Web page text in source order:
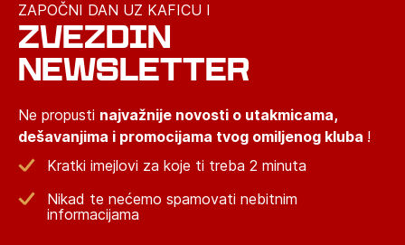
ZAPOČNI DAN UZ KAFICU I
ZVEZDIN
NEWSLETTER
Ne propusti najvažnije novosti o utakmicama,
dešavanjima i promocijama tvog omiljenog kluba !
Kratki imejlovi za koje ti treba 2 minuta
Nikad te nećemo spamovati nebitnim
informacijama